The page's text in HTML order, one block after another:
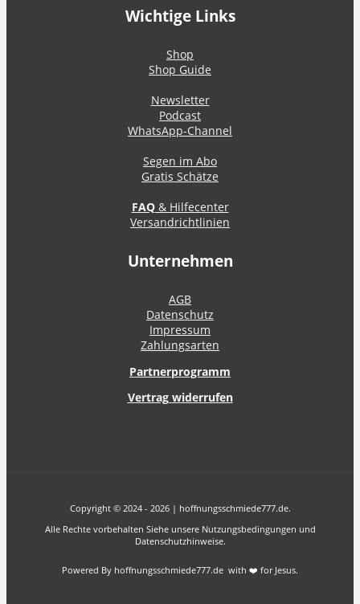
Wichtige Links
Shop
Shop Guide
Newsletter
Podcast
WhatsApp-Channel
Segen im Abo
Gratis Schätze
FAQ& Hilfecenter
Versandrichtlinien
Unternehmen
AGB
Datenschutz
Impressum
Zahlungsarten
Partnerprogramm
Vertrag widerrufen
Copyright © 2024 - 2026 | hoffnungsschmiede777.de.
Alle Rechte vorbehalten Siehe unsere Nutzungsbedingungen und
Datenschutzhinweise.
Powered By hoffnungsschmiede777.de with ❤️ for Jesus.